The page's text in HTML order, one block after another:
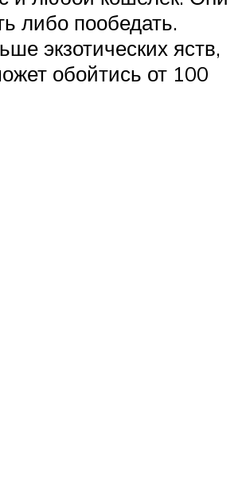
либо пообедать.
экзотических яств,
обойтись от 100